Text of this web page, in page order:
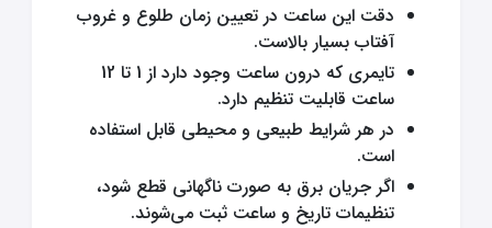
دقت این ساعت در تعیین زمان طلوع و غروب
آفتاب بسیار بالاست.
تایمری که درون ساعت وجود دارد از 1 تا 12
ساعت قابلیت تنظیم دارد.
در هر شرایط طبیعی و محیطی قابل استفاده
است.
اگر جریان برق به صورت ناگهانی قطع شود،
تنظیمات تاریخ و ساعت ثبت می‌شوند.